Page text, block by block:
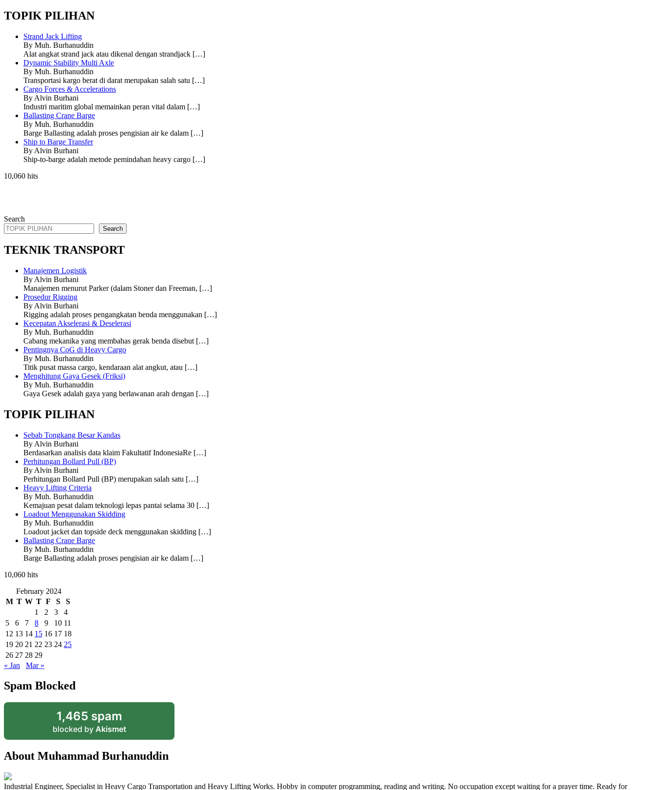
TOPIK PILIHAN
Strand Jack Lifting
By Muh. Burhanuddin
Alat angkat strand jack atau dikenal dengan strandjack […]
Dynamic Stability Multi Axle
By Muh. Burhanuddin
Transportasi kargo berat di darat merupakan salah satu […]
Cargo Forces & Accelerations
By Alvin Burhani
Industri maritim global memainkan peran vital dalam […]
Ballasting Crane Barge
By Muh. Burhanuddin
Barge Ballasting adalah proses pengisian air ke dalam […]
Ship to Barge Transfer
By Alvin Burhani
Ship-to-barge adalah metode pemindahan heavy cargo […]
10,060 hits
Search
Search
TEKNIK TRANSPORT
Manajemen Logistik
By Alvin Burhani
Manajemen menurut Parker (dalam Stoner dan Freeman, […]
Prosedur Rigging
By Alvin Burhani
Rigging adalah proses pengangkatan benda menggunakan […]
Kecepatan Akselerasi & Deselerasi
By Muh. Burhanuddin
Cabang mekanika yang membahas gerak benda disebut […]
Pentingnya CoG di Heavy Cargo
By Muh. Burhanuddin
Titik pusat massa cargo, kendaraan alat angkut, atau […]
Menghitung Gaya Gesek (Friksi)
By Muh. Burhanuddin
Gaya Gesek adalah gaya yang berlawanan arah dengan […]
TOPIK PILIHAN
Sebab Tongkang Besar Kandas
By Alvin Burhani
Berdasarkan analisis data klaim Fakultatif IndonesiaRe […]
Perhitungan Bollard Pull (BP)
By Alvin Burhani
Perhitungan Bollard Pull (BP) merupakan salah satu […]
Heavy Lifting Criteria
By Muh. Burhanuddin
Kemajuan pesat dalam teknologi lepas pantai selama 30 […]
Loadout Menggunakan Skidding
By Muh. Burhanuddin
Loadout jacket dan topside deck menggunakan skidding […]
Ballasting Crane Barge
By Muh. Burhanuddin
Barge Ballasting adalah proses pengisian air ke dalam […]
10,060 hits
February 2024
M T W T F S
S
1
2 3
4
5
6 7 8 9 10 11
12 13 14 15 16 17 18
19 20 21 22 23 24 25
26 27 28 29
« Jan
Mar »
Spam Blocked
1,465 spam
blocked by Akismet
About Muhammad Burhanuddin
Industrial Engineer, Specialist in Heavy Cargo Transportation and Heavy Lifting Works. Hobby in computer programming, reading and writing. No occupation except waiting for a prayer time. Ready for